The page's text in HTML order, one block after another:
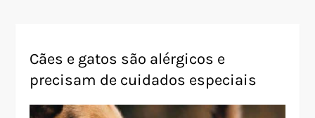
Cães e gatos são alérgicos e
precisam de cuidados especiais